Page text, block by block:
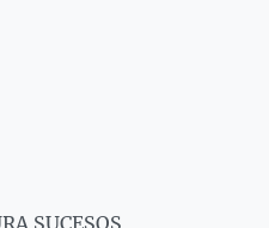
SUCESOS